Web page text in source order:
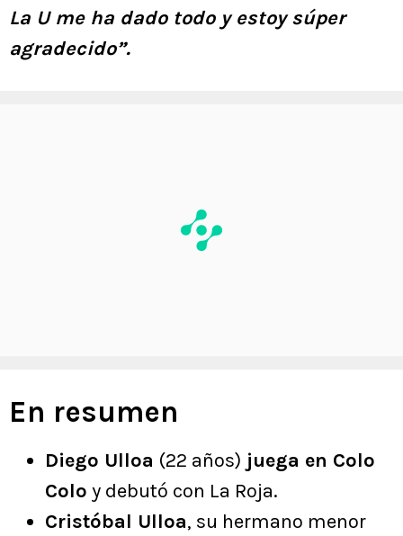
La U me ha dado todo y estoy súper
agradecido”.
En resumen
Diego Ulloa (22 años) juega en Colo
Colo y debutó con La Roja.
Cristóbal Ulloa, su hermano menor